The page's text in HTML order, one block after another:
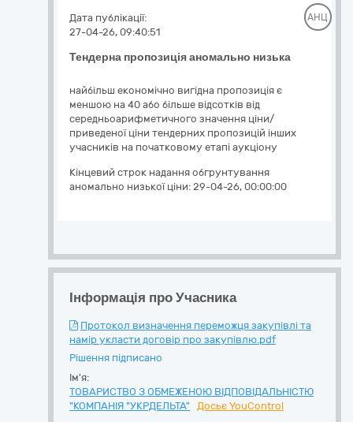
Тендерна пропозиція аномально низька
Дата публікації:
27-04-26, 09:40:51
АНЦ
найбільш економічно вигідна пропозиція є
меншою на 40 або більше відсотків від
середньоарифметичного значення ціни/
приведеної ціни тендерних пропозицій інших
учасників на початковому етапі аукціону
Кінцевий строк надання обгрунтування
аномально низької ціни: 29-04-26, 00:00:00
Інформація про Учасника
Протокол визначення переможця закупівлі та
намір укласти договір про закупівлю.pdf
Рішення підписано
Ім'я:
ТОВАРИСТВО З ОБМЕЖЕНОЮ ВІДПОВІДАЛЬНІСТЮ
"КОМПАНІЯ "УКРДЕЛЬТА"
Досьє YouControl